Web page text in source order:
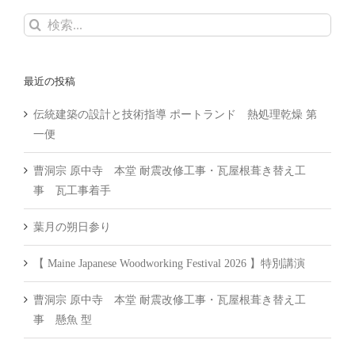
検
最近の投稿
伝統建築の設計と技術指導 ポートランド 熱処理乾燥 第
一便
曹洞宗 原中寺 本堂 耐震改修工事・瓦屋根葺き替え工
事 瓦工事着手
葉月の朔日参り
【 Maine Japanese Woodworking Festival 2026 】特別講演
曹洞宗 原中寺 本堂 耐震改修工事・瓦屋根葺き替え工
事 懸魚 型